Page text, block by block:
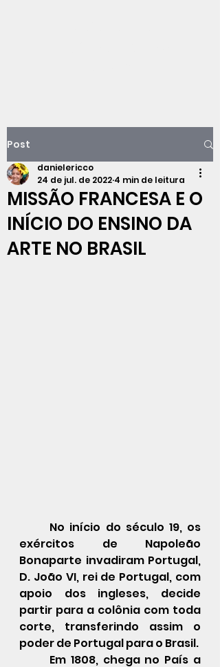
Post
MISSÃO FRANCESA E O
INÍCIO DO ENSINO DA
ARTE NO BRASIL
danielericco
24 de jul. de 2022 4 min de leitura
exércitos de Napoleão
Bonaparte invadiram Portugal,
D. João VI, rei de Portugal, com
apoio dos ingleses, decide
partir para a colônia com toda
corte, transferindo assim o
poder de Portugal para o Brasil.